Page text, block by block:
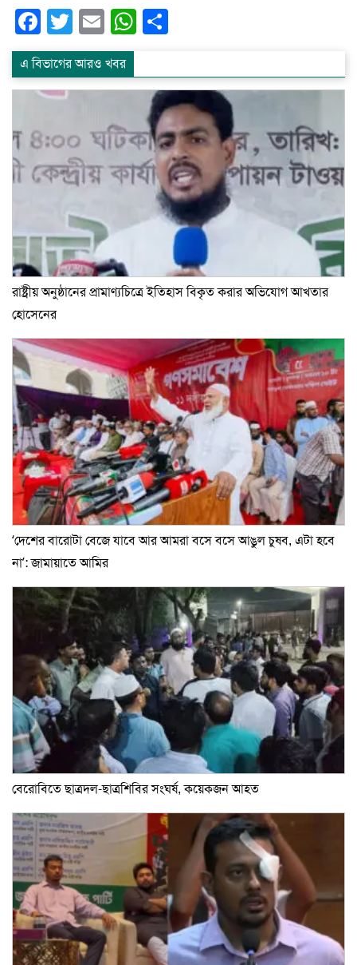
Facebook
Twitter
EmailWhatsApp
এ বিভাগের আরও খবর
রাষ্ট্রীয় অনুষ্ঠানের প্রামাণ্যচিত্রে ইতিহাস বিকৃত করার অভিযোগ আখতার
হোসেনের
‘দেশের বারোটা বেজে যাবে আর আমরা বসে বসে আঙুল চুষব, এটা হবে
না’: জামায়াতে আমির
বেরোবিতে ছাত্রদল-ছাত্রশিবির সংঘর্ষ, কয়েকজন আহত